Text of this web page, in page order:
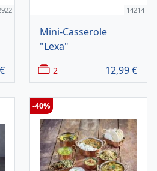
€
14214
Mini-Casserole
"Lexa"
2 12,99€
-40%